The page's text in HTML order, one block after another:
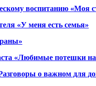
воспитанию «Моя
«У меня есть семья»
«Любимые потешки
о важном для